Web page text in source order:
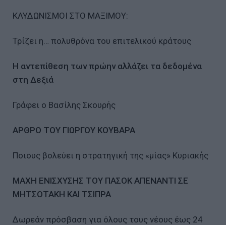
ΚΛΥΔΩΝΙΣΜΟΙ ΣΤΟ ΜΑΞΙΜΟΥ:
Τρίζει η… πολυθρόνα του επιτελικού κράτους
Η αντεπίθεση των πρώην αλλάζει τα δεδομένα
στη Δεξιά
Γράφει ο Βασίλης Σκουρής
ΑΡΘΡΟ ΤΟΥ ΓΙΩΡΓΟΥ ΚΟΥΒΑΡΑ
Ποιους βολεύει η στρατηγική της «μίας» Κυριακής
ΜΑΧΗ ΕΝΙΣΧΥΣΗΣ ΤΟΥ ΠΑΣΟΚ ΑΠΕΝΑΝΤΙ ΣΕ
ΜΗΤΣΟΤΑΚΗ ΚΑΙ ΤΣΙΠΡΑ
Δωρεάν πρόσβαση για όλους τους νέους έως 24